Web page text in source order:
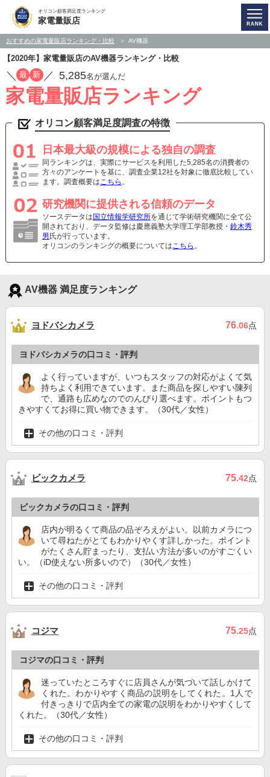
オリコン顧客満足度ランキング
家電量販店
おすすめの家電量販店ランキング・比較 AV機器
【2020年】家電量販店のAV機器ランキング・比較
／ 最 新 ／ 5,285名が選んだ
家電量販店ランキング
オリコン顧客満足度調査の特徴
日本最大級の規模による独自の調査
同ランキングは、実際にサービスを利用した5,285名の消費者の
方々のアンケートを基に、調査企業12社を対象に徹底比較してい
ます。調査概要はこちら 。
研究機関に提供される信頼のデータ
ソースデータは 国立情報学研究所を通じて学術研究機関に全て公
開されており、データ監修は慶應義塾大学理工学部教授・ 鈴木秀
男 氏が行っています。
オリコンのランキングの概要についてはこちら 。
AV機器 満足度ランキング
ヨドバシカメラ 76.06点
ヨドバシカメラの口コミ・評判
よく行っていますが、いつもスタッフの対応がよくて気
持ちよく利用できています。また商品を探しやすい陳列
で、通路も広めなのでのんびり選べます。ポイントもつ
きやすくてお得に買い物できます。（30代／女性）
その他の口コミ・評判
ビックカメラ 75.42点
ビックカメラの口コミ・評判
店内が明るくて商品の品ぞろえがよい。以前カメラにつ
いて尋ねたがとてもわかりやくす詳しかった。ポイント
がたくさん貯まったり、支払い方法が多いのがすごくい
い。（iD使えない所多いので）（30代／女性）
その他の口コミ・評判
コジマ 75.25点
コジマの口コミ・評判
迷っていたところすぐに店員さんが気づいて話しかけて
くれた。わかりやすく商品の説明をしてくれた。1人で
付きっきりで店内全ての家電の説明をわかりやすくして
くれた。（30代／女性）
その他の口コミ・評判